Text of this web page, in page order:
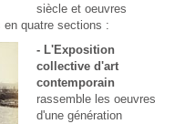
siècle et oeuvres
quatre sections :
- L'Exposition
collective d'art
contemporain
rassemble les oeuvres
d'une génération